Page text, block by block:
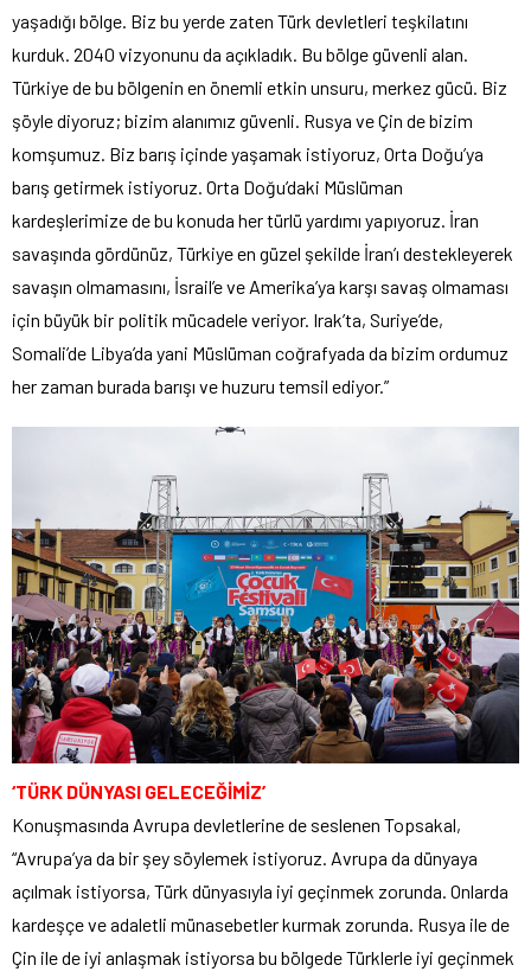
yaşadığı bölge. Biz bu yerde zaten Türk devletleri teşkilatını
kurduk. 2040 vizyonunu da açıkladık. Bu bölge güvenli alan.
Türkiye de bu bölgenin en önemli etkin unsuru, merkez gücü. Biz
şöyle diyoruz; bizim alanımız güvenli. Rusya ve Çin de bizim
komşumuz. Biz barış içinde yaşamak istiyoruz, Orta Doğu’ya
barış getirmek istiyoruz. Orta Doğu’daki Müslüman
kardeşlerimize de bu konuda her türlü yardımı yapıyoruz. İran
savaşında gördünüz, Türkiye en güzel şekilde İran’ı destekleyerek
savaşın olmamasını, İsrail’e ve Amerika’ya karşı savaş olmaması
için büyük bir politik mücadele veriyor. Irak’ta, Suriye’de,
Somali’de Libya’da yani Müslüman coğrafyada da bizim ordumuz
her zaman burada barışı ve huzuru temsil ediyor.”
‘TÜRK DÜNYASI GELECEĞİMİZ’
Konuşmasında Avrupa devletlerine de seslenen Topsakal,
“Avrupa’ya da bir şey söylemek istiyoruz. Avrupa da dünyaya
açılmak istiyorsa, Türk dünyasıyla iyi geçinmek zorunda. Onlarda
kardeşçe ve adaletli münasebetler kurmak zorunda. Rusya ile de
Çin ile de iyi anlaşmak istiyorsa bu bölgede Türklerle iyi geçinmek